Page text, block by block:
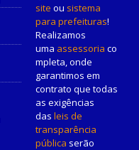
site ou sistema
para prefeituras!
Realizamos
uma assessoria co
mpleta, onde
garantimos em
contrato que todas
as exigências
das leis de
transparência
pública serão